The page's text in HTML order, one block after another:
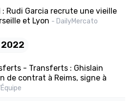
: Rudi Garcia recrute une vieille
et Lyon - DailyMercato
- Transferts : Ghislain
de contrat à Reims, signe à